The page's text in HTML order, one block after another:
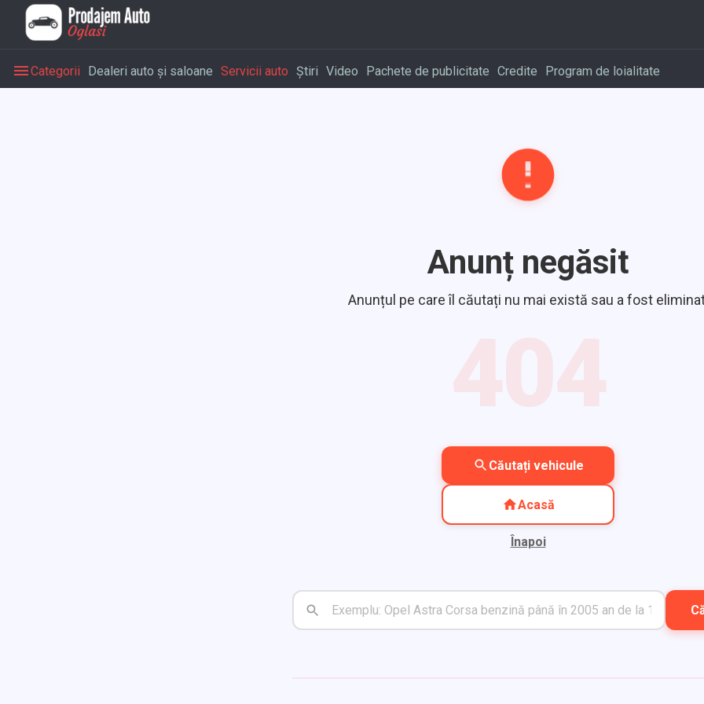
Categorii Dealeri auto și saloane Servicii auto Știri Video Pachete de publicitate Credite Program de loialitate
Anunț negăsit
Anunțul pe care îl căutați nu mai există sau a fost
Căutați vehicule
Acasă
Înapoi